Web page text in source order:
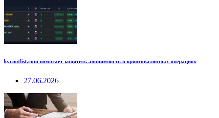
kycnotlist.com помогает защитить анонимность в криптовалютных операциях
27.06.2026